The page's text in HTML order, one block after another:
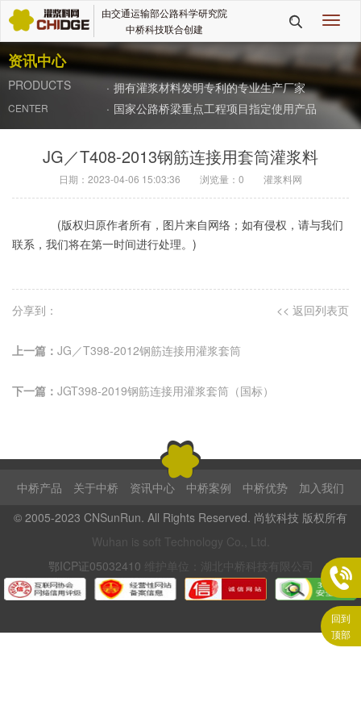
切
换
航

由交通运输部公路科学研究院
中桥科技联合创建
资讯中心
PRODUCTS
CENTER
· 拥有灌浆材料发明专利的专业生产厂家
· 国家公路桥梁重点工程项目指定使用产品
JG／T408-2013钢筋连接用套筒灌浆料
日期：2023-04-06 15:03:36 浏览量： 0 灌浆料网
(版权归原作者所有，图片来自网络；如有侵权，请与我们
联系，我们将在第一时间进行处理。)
分享到： << 返回列表页
上一篇： JG／T398-2012钢筋连接用灌浆套筒
下一篇： JGT398-2019钢筋连接用灌浆套筒（国标）
中桥产品 关于中桥 资讯中心 中桥案例 中桥优势
加入我们
© 2005-2023 CNSunRun. All Rights Reserved. 尚软科技 版权所有
Wuhan is soft Technology Co., Ltd.
鄂ICP证05032410
维护单位：湖北中桥科技有限公司 
回到
顶部